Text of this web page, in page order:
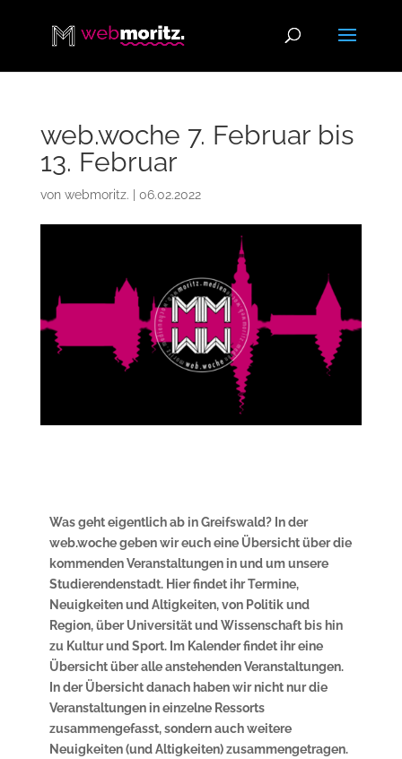
web.woche 7. Februar bis
13. Februar
von webmoritz. 06.02.2022
Was geht eigentlich ab in Greifswald? In der
web.woche geben wir euch eine Übersicht über die
kommenden Veranstaltungen in und um unsere
Studierendenstadt. Hier findet ihr Termine,
Neuigkeiten und Altigkeiten, von Politik und
Region, über Universität und Wissenschaft bis hin
zu Kultur und Sport. Im Kalender findet ihr eine
Übersicht über alle anstehenden Veranstaltungen.
In der Übersicht danach haben wir nicht nur die
Veranstaltungen in einzelne Ressorts
zusammengefasst, sondern auch weitere
Neuigkeiten (und Altigkeiten) zusammengetragen.